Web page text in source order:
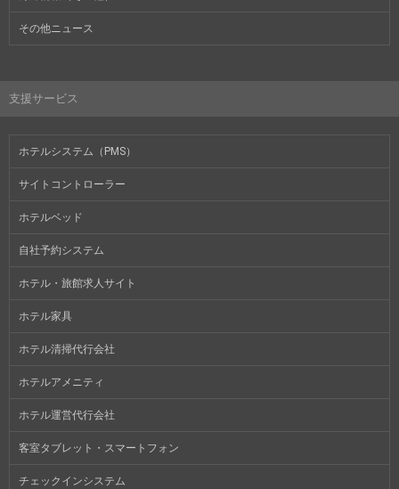
その他ニュース
支援サービス
ホテルシステム（PMS）
サイトコントローラー
ホテルベッド
自社予約システム
ホテル・旅館求人サイト
ホテル家具
ホテル清掃代行会社
ホテルアメニティ
ホテル運営代行会社
客室タブレット・スマートフォン
チェックインシステム